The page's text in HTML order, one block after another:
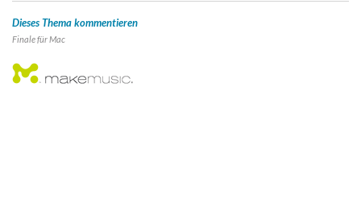
Dieses Thema kommentieren
Finale fürMac